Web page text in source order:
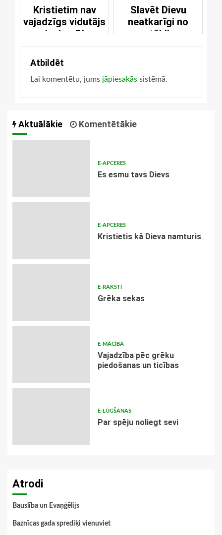
Kristietim nav
vajadzīgs vidutājs
saziņai ar Dievu
Slavēt Dievu
neatkarīgi no
apstākļiem
Atbildēt
Lai komentētu, jums jāpiesakās sistēmā.
Aktuālākie Komentētākie
E-APCERES
Es esmu tavs Dievs
E-APCERES
Kristietis kā Dieva namturis
E-RAKSTI
Grēka sekas
E-MĀCĪBA
Vajadzība pēc grēku
piedošanas un ticības
E-LŪGŠANAS
Par spēju noliegt sevi
Atrodi
Bauslība un Evaņģēlijs
Baznīcas gada sprediķi vienuviet